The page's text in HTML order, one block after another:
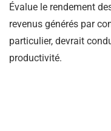
Évalue le rendement
revenus générés par
particulier, devrait
productivité.